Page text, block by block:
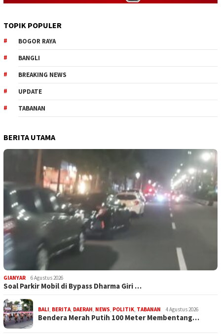
TOPIK POPULER
BOGOR RAYA
BANGLI
BREAKING NEWS
UPDATE
TABANAN
BERITA UTAMA
GIANYAR 6 Agustus 2026
Soal Parkir Mobil di Bypass Dharma Giri …
BALI, BERITA, DAERAH, NEWS, POLITIK, TABANAN 4 Agustus 2026
Bendera Merah Putih 100 Meter Membentang…